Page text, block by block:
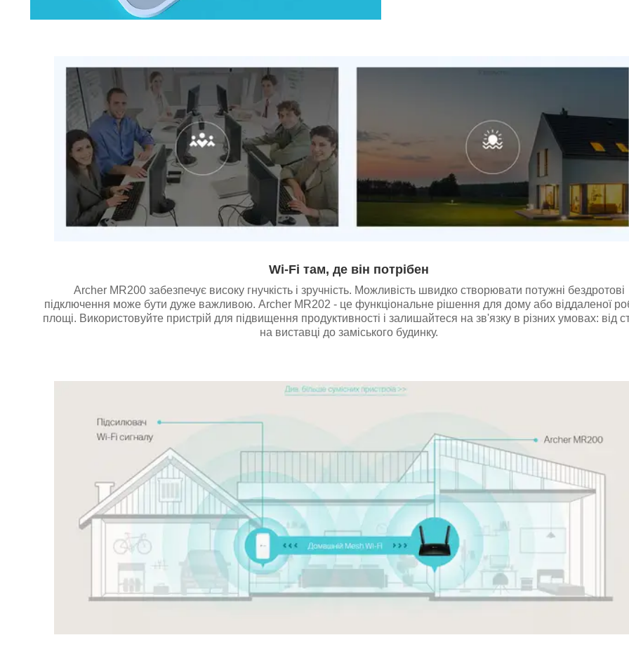
Wi-Fi там, де він потрібен
Archer MR200 забезпечує високу гнучкість і зручність. Можливість швидко створювати потужні бездротові
підключення може бути дуже важливою. Archer MR202 - це функціональне рішення для дому або віддаленої
площі. Використовуйте пристрій для підвищення продуктивності і залишайтеся на зв'язку в різних умовах: від
на виставці до заміського будинку.